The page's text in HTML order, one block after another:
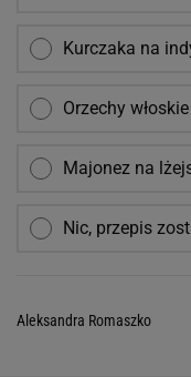
Kurczaka na
Orzechy
Majonez na
Nic, przepis
Aleksandra Romaszko